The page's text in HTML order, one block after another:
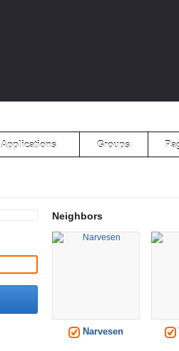
Applications Groups
Neighbors
Narvesen